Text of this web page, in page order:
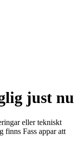
just nu
eller tekniskt
finns Fass appar att